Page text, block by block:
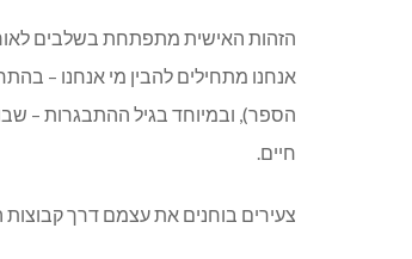
הזהות האישית מתפתחת בשלבים
אנחנו מתחילים להבין מי אנחנו –
הספר), ובמיוחד בגיל ההתבגרות – שבו
חיים.
צעירים בוחנים את עצמם דרך קבוצות